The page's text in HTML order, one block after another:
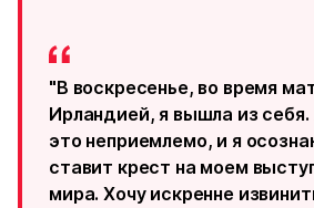
"В воскресенье, во время
Ирландией, я вышла из себя.
это неприемлемо, и я
ставит крест на моем
мира. Хочу искренне